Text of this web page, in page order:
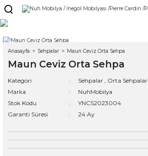
Anasayfa Sehpalar Maun Ceviz Orta Sehpa
Maun Ceviz Orta Sehpa
Kategori Sehpalar
Orta Sehpalar
Marka
NuhMobilya
Stok Kodu
YNCS2023004
Garanti Süresi
24 Ay